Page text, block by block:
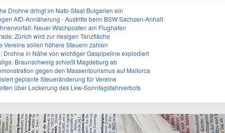
Drohne dringt im Nato-Staat Bulgarien ein
AfD-Annäherung - Austritte beim BSW Sachsen-Anhalt
Neuer Wachposten am Flughafen
Zürich wird zur riesigen Tanzfläche
Vereine sollen höhere Steuern zahlen
Drohne in Nähe von wichtiger Gaspipeline explodiert
Braunschweig schießt Magdeburg ab
gegen den Massentourismus auf Mallorca
geplante Steueränderung für Vereine
über Lockerung des Lkw-Sonntagsfahrverbots